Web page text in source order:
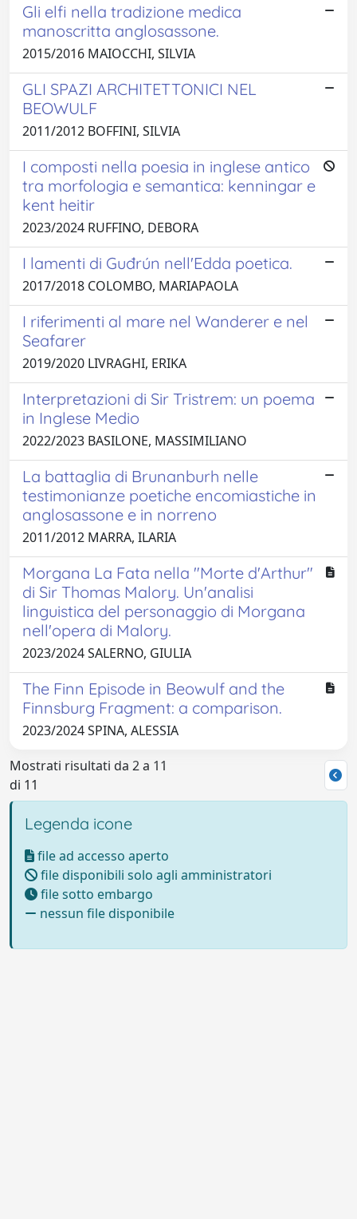
Gli elfi nella tradizione medica
manoscritta anglosassone.
2015/2016 MAIOCCHI, SILVIA
GLI SPAZI ARCHITETTONICI NEL
BEOWULF
2011/2012 BOFFINI, SILVIA
I composti nella poesia in inglese antico
tra morfologia e semantica: kenningar e
kent heitir
2023/2024 RUFFINO, DEBORA
I lamenti di Guđrún nell'Edda poetica.
2017/2018 COLOMBO, MARIAPAOLA
I riferimenti al mare nel Wanderer e nel
Seafarer
2019/2020 LIVRAGHI, ERIKA
Interpretazioni di Sir Tristrem: un poema
in Inglese Medio
2022/2023 BASILONE, MASSIMILIANO
La battaglia di Brunanburh nelle
testimonianze poetiche encomiastiche in
anglosassone e in norreno
2011/2012 MARRA, ILARIA
Morgana La Fata nella "Morte d'Arthur"
di Sir Thomas Malory. Un'analisi
linguistica del personaggio di Morgana
nell'opera di Malory.
2023/2024 SALERNO, GIULIA
The Finn Episode in Beowulf and the
Finnsburg Fragment: a comparison.
2023/2024 SPINA, ALESSIA
Mostrati risultati da 2 a 11
di 11
Legenda icone
file ad accesso aperto
file disponibili solo agli amministratori
file sotto embargo
nessun file disponibile